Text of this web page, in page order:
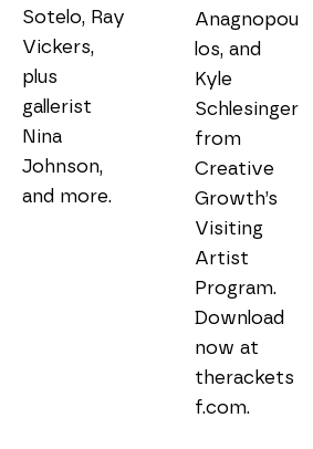
Sotelo, Ray
Vickers,
plus
gallerist
Nina
Johnson,
and more.
Anagnopou
los, and
Kyle
Schlesinger
from
Creative
Growth’s
Visiting
Artist
Program.
Download
now at
therackets
f.com.